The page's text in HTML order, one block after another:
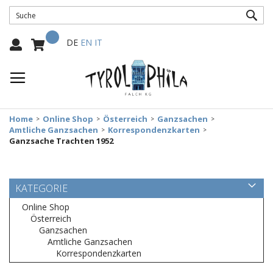
Mein Warenkorb
Select
DE EN IT
Home Online Shop Österreich
Ganzsachen
Amtliche Ganzsachen
Korrespondenzkarten
Ganzsache Trachten 1952
KATEGORIE
Online Shop
Österreich
Ganzsachen
Amtliche Ganzsachen
Korrespondenzkarten